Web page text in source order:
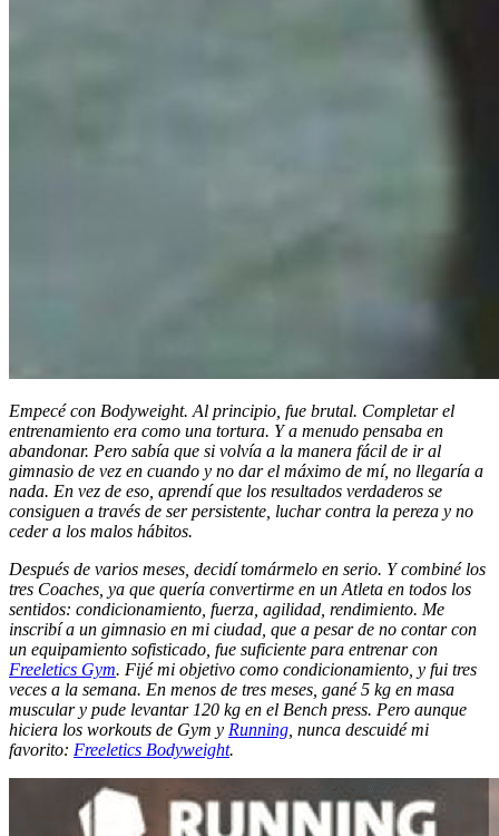
Empecé con Bodyweight. Al principio, fue brutal. Completar el
entrenamiento era como una tortura. Y a menudo pensaba en
abandonar. Pero sabía que si volvía a la manera fácil de ir al
gimnasio de vez en cuando y no dar el máximo de mí, no llegaría a
nada. En vez de eso, aprendí que los resultados verdaderos se
consiguen a través de ser persistente, luchar contra la pereza y no
ceder a los malos hábitos.
Después de varios meses, decidí tomármelo en serio. Y combiné los
tres Coaches, ya que quería convertirme en un Atleta en todos los
sentidos: condicionamiento, fuerza, agilidad, rendimiento. Me
inscribí a un gimnasio en mi ciudad, que a pesar de no contar con
un equipamiento sofisticado, fue suficiente para entrenar con
Freeletics Gym. Fijé mi objetivo como condicionamiento, y fui tres
veces a la semana. En menos de tres meses, gané 5 kg en masa
muscular y pude levantar 120 kg en el Bench press. Pero aunque
hiciera los workouts de Gym y Running , nunca descuidé mi
favorito: Freeletics Bodyweight.